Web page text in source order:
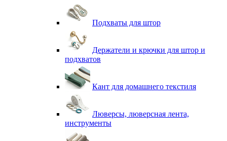
Подхваты для штор
Держатели и крючки для штор и
подхватов
Кант для домашнего текстиля
Люверсы, люверсная лента,
инструменты